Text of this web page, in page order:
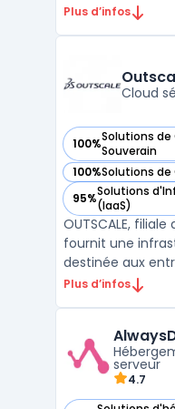
complète de
gestion de
d'OVHcloud est
Plus d’infos
Cloud
100%Solutions de
Souverain
— voir Outscale
100%Solutions
— voir Outscale
95%Solutions
(IaaS)
— voir Outscale
OUTSCALE,
fournit une
destinée aux
organisations
données en
L’ensemble des
Plus d’infos
serveur
4.7